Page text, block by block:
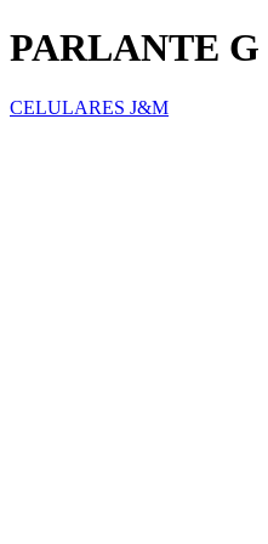
PARLANTE
CELULARES J&M